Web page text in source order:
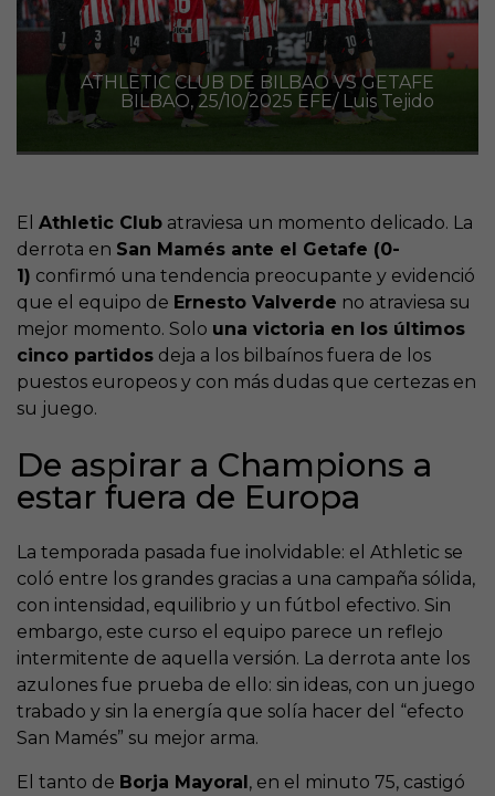
ATHLETIC CLUB DE BILBAO VS GETAFE
BILBAO, 25/10/2025 EFE/ Luis Tejido
El Athletic Club atraviesa un momento delicado. La
derrota en San Mamés ante el Getafe (0-
1) confirmó una tendencia preocupante y evidenció
que el equipo de Ernesto Valverde no atraviesa su
mejor momento. Solo una victoria en los últimos
cinco partidos deja a los bilbaínos fuera de los
puestos europeos y con más dudas que certezas en
su juego.
De aspirar a Champions a
estar fuera de Europa
La temporada pasada fue inolvidable: el Athletic se
coló entre los grandes gracias a una campaña sólida,
con intensidad, equilibrio y un fútbol efectivo. Sin
embargo, este curso el equipo parece un reflejo
intermitente de aquella versión. La derrota ante los
azulones fue prueba de ello: sin ideas, con un juego
trabado y sin la energía que solía hacer del “efecto
San Mamés” su mejor arma.
El tanto de Borja Mayoral, en el minuto 75, castigó